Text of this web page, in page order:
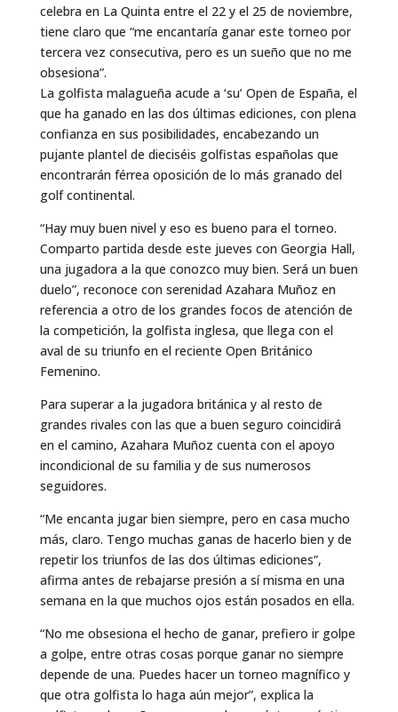
celebra en La Quinta entre el 22 y el 25 de noviembre,
tiene claro que “me encantaría ganar este torneo por
tercera vez consecutiva, pero es un sueño que no me
obsesiona”.
La golfista malagueña acude a ‘su’ Open de España, el
que ha ganado en las dos últimas ediciones, con plena
confianza en sus posibilidades, encabezando un
pujante plantel de dieciséis golfistas españolas que
encontrarán férrea oposición de lo más granado del
golf continental.
“Hay muy buen nivel y eso es bueno para el torneo.
Comparto partida desde este jueves con Georgia Hall,
una jugadora a la que conozco muy bien. Será un buen
duelo”, reconoce con serenidad Azahara Muñoz en
referencia a otro de los grandes focos de atención de
la competición, la golfista inglesa, que llega con el
aval de su triunfo en el reciente Open Británico
Femenino.
Para superar a la jugadora británica y al resto de
grandes rivales con las que a buen seguro coincidirá
en el camino, Azahara Muñoz cuenta con el apoyo
incondicional de su familia y de sus numerosos
seguidores.
“Me encanta jugar bien siempre, pero en casa mucho
más, claro. Tengo muchas ganas de hacerlo bien y de
repetir los triunfos de las dos últimas ediciones”,
afirma antes de rebajarse presión a sí misma en una
semana en la que muchos ojos están posados en ella.
“No me obsesiona el hecho de ganar, prefiero ir golpe
a golpe, entre otras cosas porque ganar no siempre
depende de una. Puedes hacer un torneo magnífico y
que otra golfista lo haga aún mejor”, explica la